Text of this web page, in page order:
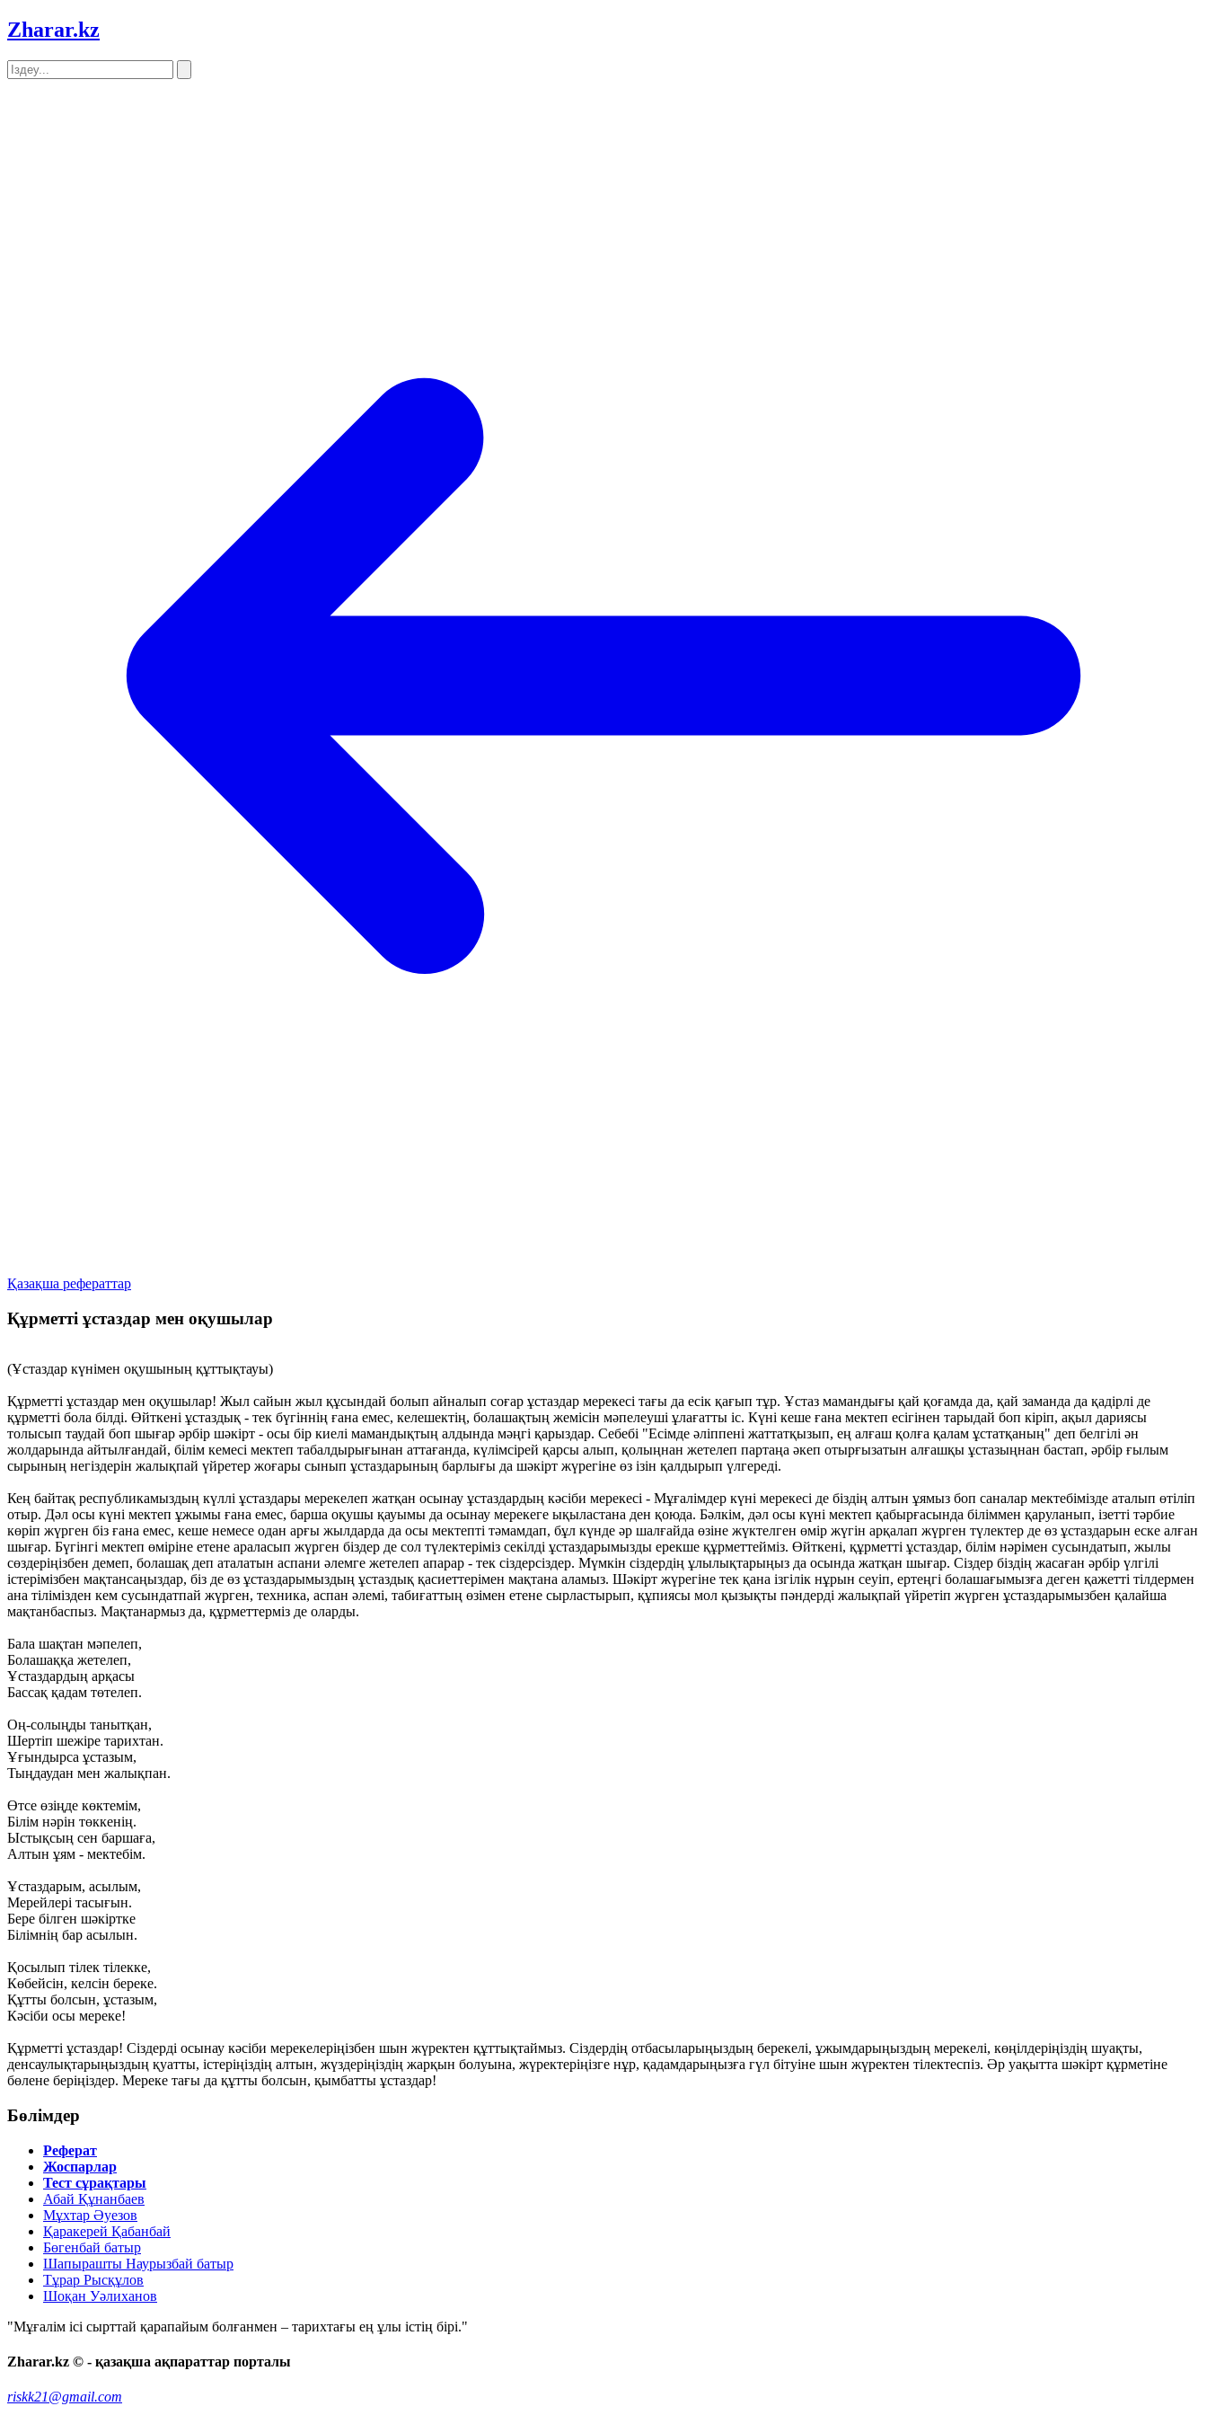
Zharar.kz
Қазақша рефераттар
Құрметті ұстаздар мен оқушылар
(Ұстаздар күнімен оқушының құттықтауы)
Құрметті ұстаздар мен оқушылар! Жыл сайын жыл құсындай болып айналып соғар ұстаздар мерекесі тағы да есік қағып тұр. Ұстаз мамандығы қай қоғамда да, қай заманда да қадірлі де
құрметті бола білді. Өйткені ұстаздық - тек бүгіннің ғана емес, келешектің, болашақтың жемісін мәпелеуші ұлағатты іс. Күні кеше ғана мектеп есігінен тарыдай боп кіріп, ақыл дариясы
толысып таудай боп шығар әрбір шәкірт - осы бір киелі мамандықтың алдында мәңгі қарыздар. Себебі "Есімде әліппені жаттатқызып, ең алғаш қолға қалам ұстатқаның" деп белгілі ән
жолдарында айтылғандай, білім кемесі мектеп табалдырығынан аттағанда, күлімсірей қарсы алып, қолыңнан жетелеп партаңа әкеп отырғызатын алғашқы ұстазыңнан бастап, әрбір ғылым
сырының негіздерін жалықпай үйретер жоғары сынып ұстаздарының барлығы да шәкірт жүрегіне өз ізін қалдырып үлгереді.
Кең байтақ республикамыздың күллі ұстаздары мерекелеп жатқан осынау ұстаздардың кәсіби мерекесі - Мұғалімдер күні мерекесі де біздің алтын ұямыз боп саналар мектебімізде аталып өтіліп
отыр. Дәл осы күні мектеп ұжымы ғана емес, барша оқушы қауымы да осынау мерекеге ықыластана ден қоюда. Бәлкім, дәл осы күні мектеп қабырғасында біліммен қаруланып, ізетті тәрбие
көріп жүрген біз ғана емес, кеше немесе одан арғы жылдарда да осы мектепті тәмамдап, бұл күнде әр шалғайда өзіне жүктелген өмір жүгін арқалап жүрген түлектер де өз ұстаздарын еске алған
шығар. Бүгінгі мектеп өміріне етене араласып жүрген біздер де сол түлектеріміз секілді ұстаздарымызды ерекше құрметтейміз. Өйткені, құрметті ұстаздар, білім нәрімен сусындатып, жылы
сөздеріңізбен демеп, болашақ деп аталатын аспани әлемге жетелеп апарар - тек сіздерсіздер. Мүмкін сіздердің ұлылықтарыңыз да осында жатқан шығар. Сіздер біздің жасаған әрбір үлгілі
істерімізбен мақтансаңыздар, біз де өз ұстаздарымыздың ұстаздық қасиеттерімен мақтана аламыз. Шәкірт жүрегіне тек қана ізгілік нұрын сеуіп, ертеңгі болашағымызға деген қажетті тілдермен
ана тілімізден кем сусындатпай жүрген, техника, аспан әлемі, табиғаттың өзімен етене сырластырып, құпиясы мол қызықты пәндерді жалықпай үйретіп жүрген ұстаздарымызбен қалайша
мақтанбаспыз. Мақтанармыз да, құрметтерміз де оларды.
Бала шақтан мәпелеп,
Болашаққа жетелеп,
Ұстаздардың арқасы
Бассақ қадам төтелеп.
Оң-солыңды танытқан,
Шертіп шежіре тарихтан.
Ұғындырса ұстазым,
Тыңдаудан мен жалықпан.
Өтсе өзіңде көктемім,
Білім нәрін төккенің.
Ыстықсың сен баршаға,
Алтын ұям - мектебім.
Ұстаздарым, асылым,
Мерейлері тасығын.
Бере білген шәкіртке
Білімнің бар асылын.
Қосылып тілек тілекке,
Көбейсін, келсін береке.
Құтты болсын, ұстазым,
Кәсіби осы мереке!
Құрметті ұстаздар! Сіздерді осынау кәсіби мерекелеріңізбен шын жүректен құттықтаймыз. Сіздердің отбасыларыңыздың берекелі, ұжымдарыңыздың мерекелі, көңілдеріңіздің шуақты,
денсаулықтарыңыздың қуатты, істеріңіздің алтын, жүздеріңіздің жарқын болуына, жүректеріңізге нұр, қадамдарыңызға гүл бітуіне шын жүректен тілектеспіз. Әр уақытта шәкірт құрметіне
бөлене беріңіздер. Мереке тағы да құтты болсын, қымбатты ұстаздар!
Бөлімдер
Реферат
Жоспарлар
Тест сұрақтары
Абай Құнанбаев
Мұхтар Әуезов
Қаракерей Қабанбай
Бөгенбай батыр
Шапырашты Наурызбай батыр
Тұрар Рысқұлов
Шоқан Уәлиханов
"Мұғалім ісі сырттай қарапайым болғанмен – тарихтағы ең ұлы істің бірі."
Zharar.kz © - қазақша ақпараттар порталы
riskk21@gmail.com